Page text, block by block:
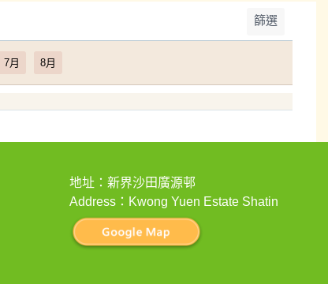
篩選
7月 8月
地址：新界沙田廣源邨
Address：Kwong Yuen Estate Shatin